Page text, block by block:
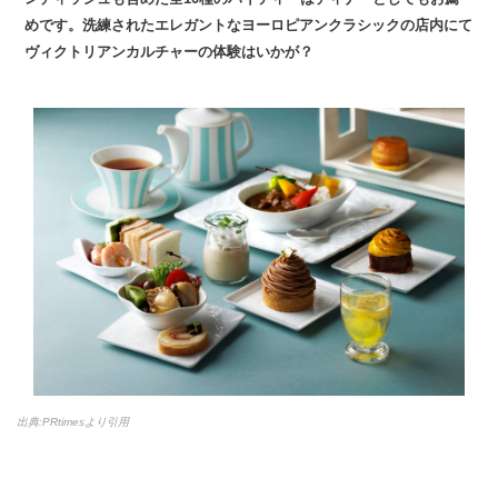
めです。洗練されたエレガントなヨーロピアンクラシックの店内にて
ヴィクトリアンカルチャーの体験はいかが？
出典:PRtimesより引用